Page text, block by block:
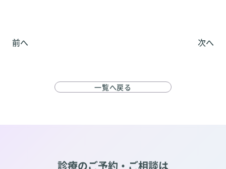
前へ 次へ
一覧へ戻る
診療のご予約・ご相談は